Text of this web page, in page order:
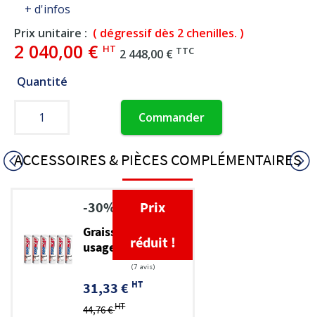
+ d'infos
Prix unitaire : ( dégressif dès 2 chenilles. )
2 040,00 € HT 2 448,00 € TTC
Quantité
Commander
ACCESSOIRES & PIÈCES COMPLÉMENTAIRES
Graisse TP multi-
usage EP 2
31,33 € HT
44,76 €HT
Prix
réduit !
-30%